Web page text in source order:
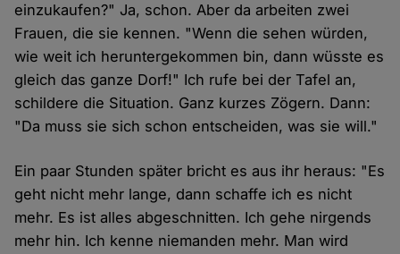
einzukaufen?" Ja, schon. Aber da arbeiten zwei
Frauen, die sie kennen. "Wenn die sehen würden,
wie weit ich heruntergekommen bin, dann wüsste es
gleich das ganze Dorf!" Ich rufe bei der Tafel an,
schildere die Situation. Ganz kurzes Zögern. Dann:
"Da muss sie sich schon entscheiden, was sie will."
Ein paar Stunden später bricht es aus ihr heraus: "Es
geht nicht mehr lange, dann schaffe ich es nicht
mehr. Es ist alles abgeschnitten. Ich gehe nirgends
mehr hin. Ich kenne niemanden mehr. Man wird